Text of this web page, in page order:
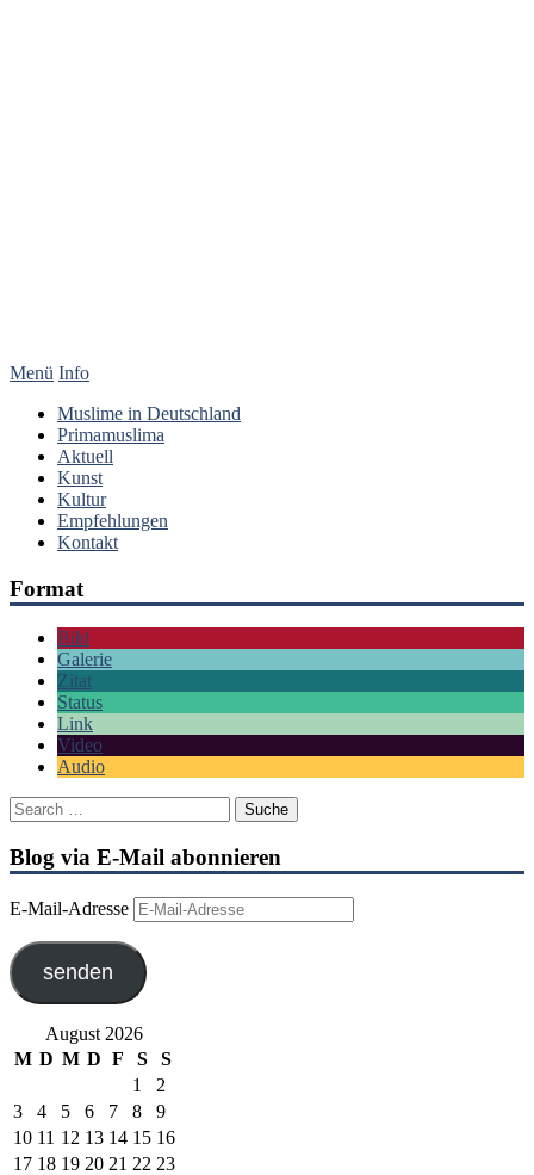
Menü Info
Muslime in Deutschland
Primamuslima
Aktuell
Kunst
Kultur
Empfehlungen
Kontakt
Format
Bild
Galerie
Zitat
Status
Link
Video
Audio
Blog via E-Mail abonnieren
E-Mail-Adresse
senden
August 2026
M D M D F S
S
1
2
3
4 5 6 7 8
9
10 11 12 13 14 15 16
17 18 19 20 21 22 23